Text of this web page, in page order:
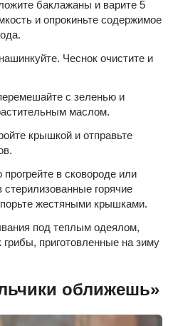
баклажаны и варите 5
и опрокиньте содержимое
Чеснок очистите и
с зеленью и
маслом.
крышкой и отправьте
в сковороде или
горячие
жестяными крышками.
под теплым одеялом,
приготовленные на зиму
оближешь»